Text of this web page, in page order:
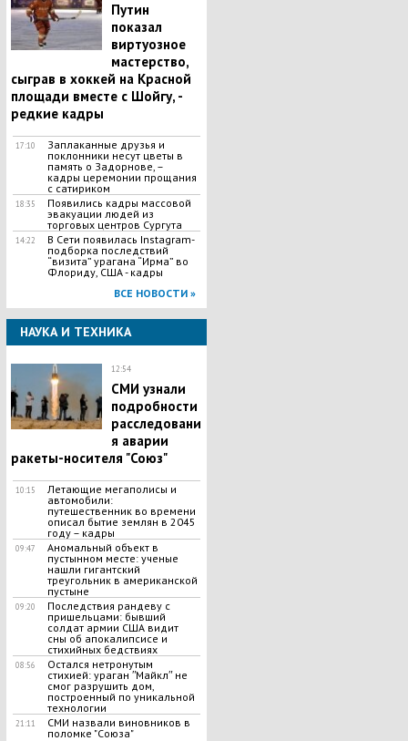
Путин
показал
виртуозное
мастерство,
сыграв в хоккей на Красной
площади вместе с Шойгу, -
редкие кадры
17:10
Заплаканные друзья и
поклонники несут цветы в
память о Задорнове, –
кадры церемонии прощания
с сатириком
18:35
Появились кадры массовой
эвакуации людей из
торговых центров Сургута
14:22
В Сети появилась Іnstagram-
подборка последствий
“визита” урагана “Ирма” во
Флориду, США - кадры
ВСЕ НОВОСТИ »
НАУКА И ТЕХНИКА
12:54
СМИ узнали
подробности
расследовани
я аварии
ракеты-носителя "Союз"
10:15
Летающие мегаполисы и
автомобили:
путешественник во времени
описал бытие землян в 2045
году – кадры
09:47
Аномальный объект в
пустынном месте: ученые
нашли гигантский
треугольник в американской
пустыне
09:20
Последствия рандеву с
пришельцами: бывший
солдат армии США видит
сны об апокалипсисе и
стихийных бедствиях
08:56
Остался нетронутым
стихией: ураган ʺМайклʺ не
смог разрушить дом,
построенный по уникальной
технологии
21:11
СМИ назвали виновников в
поломке "Союза"